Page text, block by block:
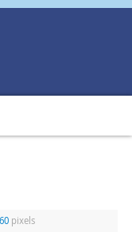
pixels